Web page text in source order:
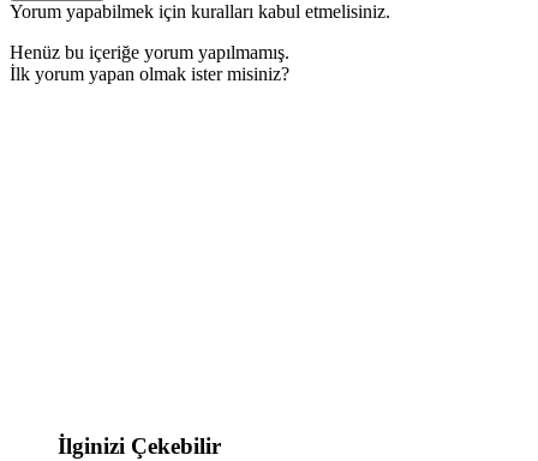
Yorum yapabilmek için kuralları kabul etmelisiniz.
Henüz bu içeriğe yorum yapılmamış.
İlk yorum yapan olmak ister misiniz?
İlginizi Çekebilir